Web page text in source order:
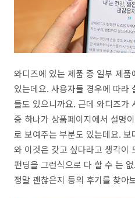
와디즈에 있는 제품 중 일부 제
있는데요. 사용자들 경우에 따라
들도 있으니까요. 근데 와디즈가
중 하나가 상품페이지에서 설명
로 보여주는 부분도 있는데요.
와 이것은 갖고 싶다라고 생각이
펀딩을 그런식으로 다 할 수 는
정말 괜찮은지 등의 후기를 찾아